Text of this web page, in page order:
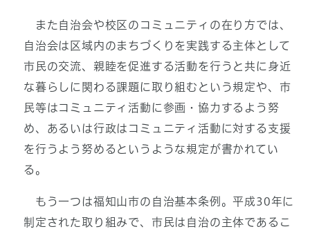
また自治会や校区のコミュニティの在り方では、
自治会は区域内のまちづくりを実践する主体として
市民の交流、親睦を促進する活動を行うと共に身近
な暮らしに関わる課題に取り組むという規定や、市
民等はコミュニティ活動に参画・協力するよう努
め、あるいは行政はコミュニティ活動に対する支援
を行うよう努めるというような規定が書かれてい
る。
もう一つは福知山市の自治基本条例。平成30年に
制定された取り組みで、市民は自治の主体であるこ